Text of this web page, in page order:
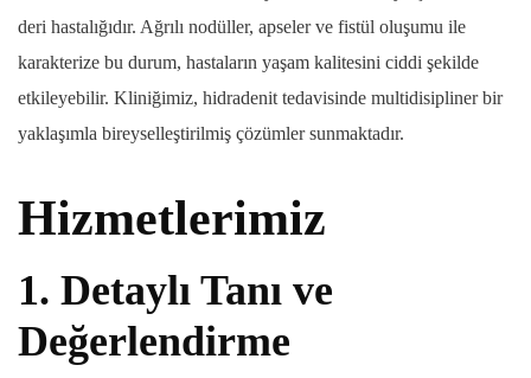
deri hastalığıdır. Ağrılı nodüller, apseler ve fistül oluşumu ile
karakterize bu durum, hastaların yaşam kalitesini ciddi şekilde
etkileyebilir. Kliniğimiz, hidradenit tedavisinde multidisipliner bir
yaklaşımla bireyselleştirilmiş çözümler sunmaktadır.
Hizmetlerimiz
1. Detaylı Tanı ve
Değerlendirme